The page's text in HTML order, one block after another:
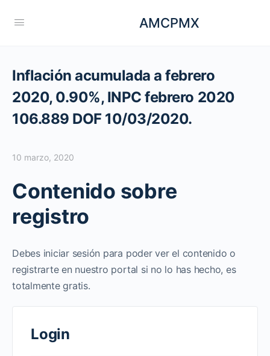
AMCPMX
Inflación acumulada a febrero
2020, 0.90%, INPC febrero 2020
106.889 DOF 10/03/2020.
10 marzo, 2020
Contenido sobre
registro
Debes iniciar sesión para poder ver el contenido o
registrarte en nuestro portal si no lo has hecho, es
totalmente gratis.
Login